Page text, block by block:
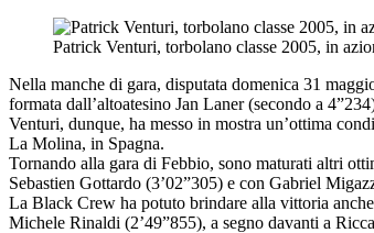
Patrick Venturi, torbolano classe 2005, in
Nella manche di gara, disputata domenica 31
formata dall’altoatesino Jan Laner (secondo a
Venturi, dunque, ha messo in mostra un’ottima
La Molina, in Spagna.
Tornando alla gara di Febbio, sono maturati altri
Sebastien Gottardo (3’02”305) e con Gabriel
La Black Crew ha potuto brindare alla vittoria
Michele Rinaldi (2’49”855), a segno davanti a